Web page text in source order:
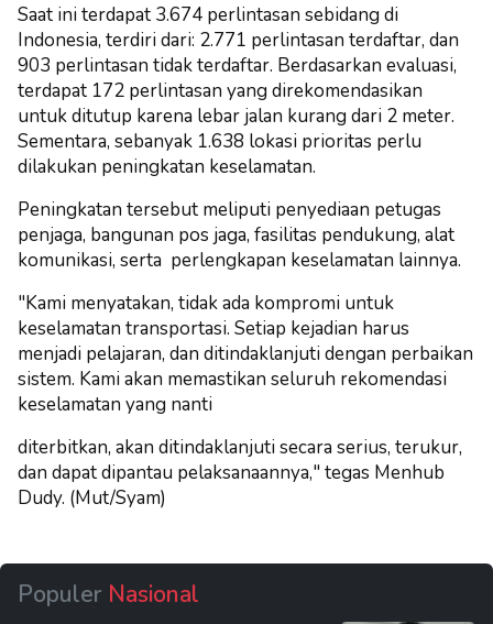
Saat ini terdapat 3.674 perlintasan sebidang di
Indonesia, terdiri dari: 2.771 perlintasan terdaftar, dan
903 perlintasan tidak terdaftar. Berdasarkan evaluasi,
terdapat 172 perlintasan yang direkomendasikan
untuk ditutup karena lebar jalan kurang dari 2 meter.
Sementara, sebanyak 1.638 lokasi prioritas perlu
dilakukan peningkatan keselamatan.
Peningkatan tersebut meliputi penyediaan petugas
penjaga, bangunan pos jaga, fasilitas pendukung, alat
komunikasi, serta perlengkapan keselamatan lainnya.
"Kami menyatakan, tidak ada kompromi untuk
keselamatan transportasi. Setiap kejadian harus
menjadi pelajaran, dan ditindaklanjuti dengan perbaikan
sistem. Kami akan memastikan seluruh rekomendasi
keselamatan yang nanti
diterbitkan, akan ditindaklanjuti secara serius, terukur,
dan dapat dipantau pelaksanaannya," tegas Menhub
Dudy. (Mut/Syam)
Populer Nasional